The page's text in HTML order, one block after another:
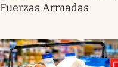
Fuerzas Armadas